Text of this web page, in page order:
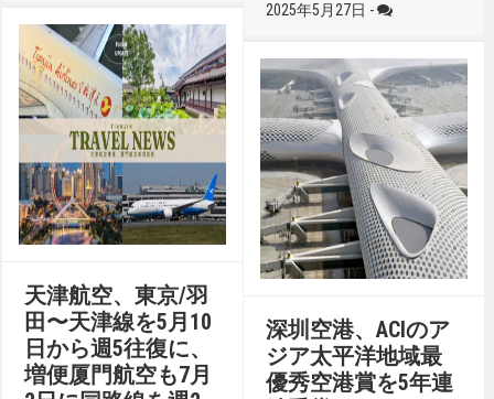
2025年5月27日 -
天津航空、東京/羽
田〜天津線を5月10
日から週5往復に、
増便厦門航空も7月
深圳空港、ACIのア
ジア太平洋地域最
優秀空港賞を5年連